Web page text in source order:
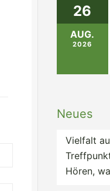
26
AUG.
2026
Neues
Vielfalt
Hören,